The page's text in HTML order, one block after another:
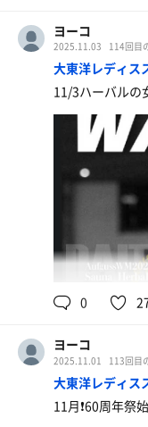
可愛らしい中に
い！
素敵なパーティ
18時しゃけのこ
『しゃけのこ
店長鮭山と新人
お客様のオー
矢理思い通りに(
ブラジル産豆
タイムでシャ
チェーサー替
窪田君時給UP
2人のシンクロ
最終最後に相応
窪田さんも仰っ
も清潔。
リニューアルも
ンテナンスの賜
特製ちゃんぽん
お野菜たっぷ
ヨーコ
2025.11.03 114回目
大東洋レディス
11/3ハーバルの
0
ヨーコ
2025.11.01 113回目
大東洋レディス
11月❗️60周年祭